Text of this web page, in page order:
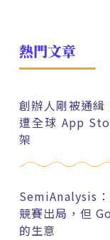
熱門文章
創辦人剛被通
遭全球 App
架
SemiAnalysis
競賽出局，但
的生意